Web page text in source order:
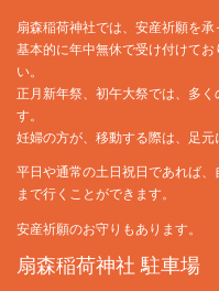
扇森稲荷神社では、安産祈願を承
基本的に年中無休で受け付けて
い。
正月新年祭、初午大祭では、多
す。
妊婦の方が、移動する際は、足元
平日や通常の土日祝日であれば
まで行くことができます。
安産祈願のお守りもあります。
扇森稲荷神社 駐車場